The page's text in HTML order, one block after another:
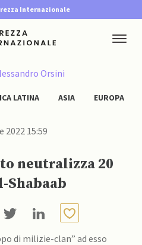
Internazionale
Orsini
LATINA ASIA EUROPA
2022 15:59
neutralizza 20
di milizie-clan” ad esso